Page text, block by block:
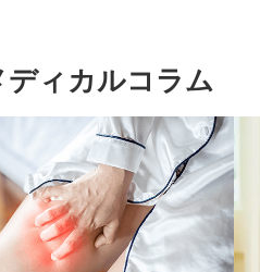
ィカルコラム